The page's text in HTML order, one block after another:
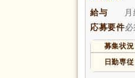
給与
応募要件必
募集状況
日勤専従